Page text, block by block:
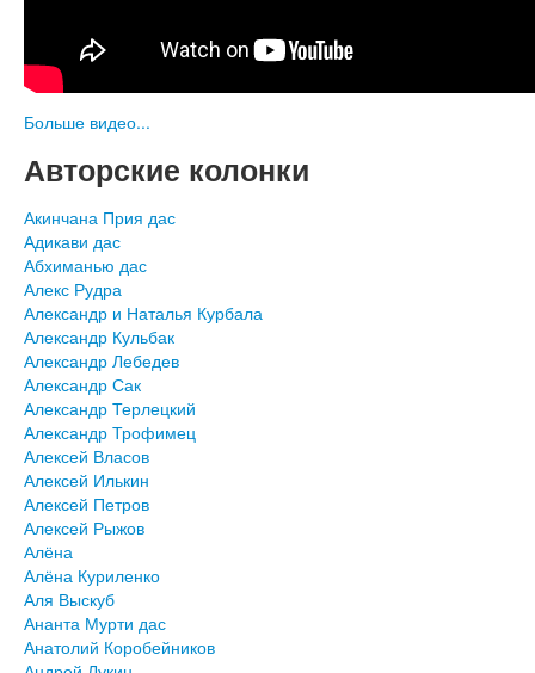
Больше видео...
Авторские колонки
Акинчана Прия дас
Адикави дас
Абхиманью дас
Алекс Рудра
Александр и Наталья Курбала
Александр Кульбак
Александр Лебедев
Александр Сак
Александр Терлецкий
Александр Трофимец
Алексей Власов
Алексей Илькин
Алексей Петров
Алексей Рыжов
Алёна
Алёна Куриленко
Аля Выскуб
Ананта Мурти дас
Анатолий Коробейников